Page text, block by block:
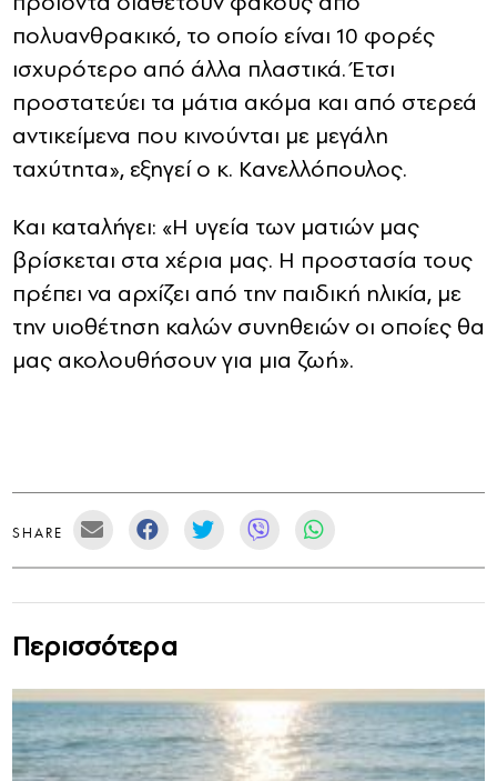
πολυανθρακικό, το οποίο είναι 10 φορές
ισχυρότερο από άλλα πλαστικά. Έτσι
προστατεύει τα μάτια ακόμα και από στερεά
αντικείμενα που κινούνται με μεγάλη
ταχύτητα», εξηγεί ο κ. Κανελλόπουλος.
Και καταλήγει: «Η υγεία των ματιών μας
βρίσκεται στα χέρια μας. Η προστασία τους
πρέπει να αρχίζει από την παιδική ηλικία, με
την υιοθέτηση καλών συνηθειών οι οποίες θα
μας ακολουθήσουν για μια ζωή».
SHARE
Περισσότερα